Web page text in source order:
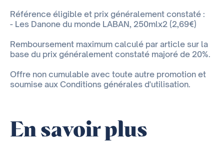
Référence éligible et prix généralement constaté :
- Les Danone du monde LABAN, 250mlx2 (2,69€)
Remboursement maximum calculé par article sur la
base du prix généralement constaté majoré de 20%.
Offre non cumulable avec toute autre promotion et
soumise aux Conditions générales d'utilisation.
En savoir plus